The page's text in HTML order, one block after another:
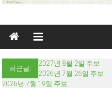
최근글:
2027년 8월 2일 주보
2026년 7월 26일 주보
2026년 7월 19일 주보